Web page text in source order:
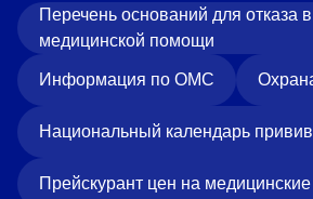
Перечень оснований для отказа
медицинской помощи
Информация по ОМС
Национальный календарь
Прейскурант цен на медицинские